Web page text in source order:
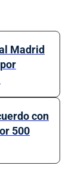
Madrid
con
500